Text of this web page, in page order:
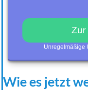
Zur
Unregelmäßige
Wie es jetzt